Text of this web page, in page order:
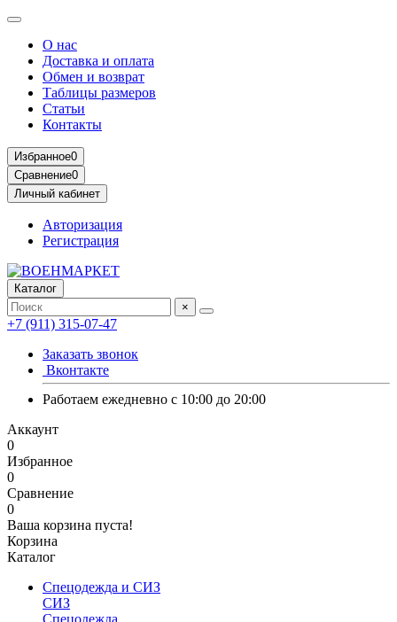
О нас
Доставка и оплата
Обмен и возврат
Таблицы размеров
Статьи
Контакты
Избранное0
Сравнение0
Личный кабинет
Авторизация
Регистрация
Каталог
×
+7 (911) 315-07-47
Заказать звонок
Вконтакте
Работаем ежедневно с 10:00 до 20:00
Аккаунт
0
Избранное
0
Сравнение
0
Ваша корзина пуста!
Корзина
Каталог
Спецодежда и СИЗ
СИЗ
Спецодежда